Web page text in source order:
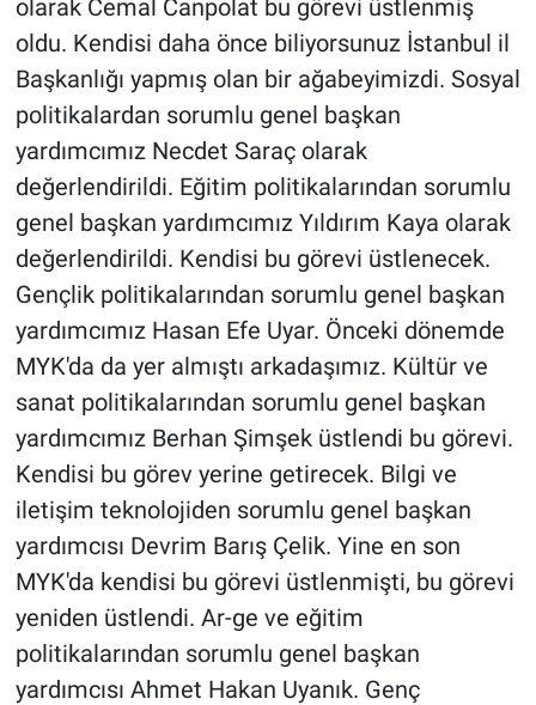
olarak Cemal Canpolat bu görevi üstlenmiş
oldu. Kendisi daha önce biliyorsunuz İstanbul il
Başkanlığı yapmış olan bir ağabeyimizdi. Sosyal
politikalardan sorumlu genel başkan
yardımcımız Necdet Saraç olarak
değerlendirildi. Eğitim politikalarından sorumlu
genel başkan yardımcımız Yıldırım Kaya olarak
değerlendirildi. Kendisi bu görevi üstlenecek.
Gençlik politikalarından sorumlu genel başkan
yardımcımız Hasan Efe Uyar. Önceki dönemde
MYK'da da yer almıştı arkadaşımız. Kültür ve
sanat politikalarından sorumlu genel başkan
yardımcımız Berhan Şimşek üstlendi bu görevi.
Kendisi bu görev yerine getirecek. Bilgi ve
iletişim teknolojiden sorumlu genel başkan
yardımcısı Devrim Barış Çelik. Yine en son
MYK'da kendisi bu görevi üstlenmişti, bu görevi
yeniden üstlendi. Ar-ge ve eğitim
politikalarından sorumlu genel başkan
yardımcısı Ahmet Hakan Uyanık. Genç